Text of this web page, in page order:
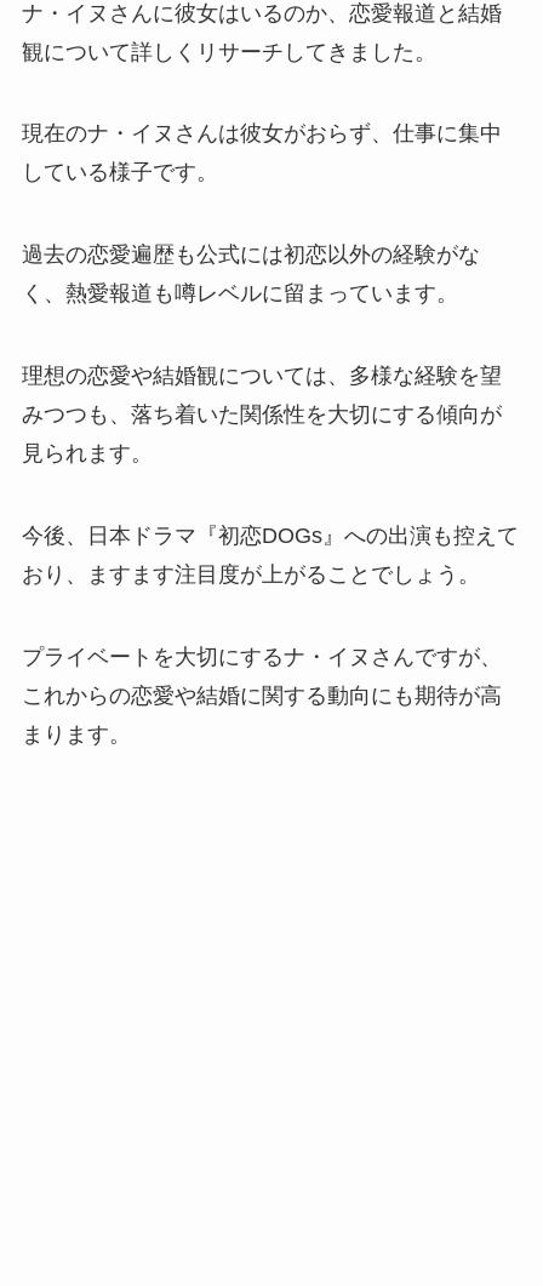
ナ・イヌさんに彼女はいるのか、恋愛報道と結婚
観について詳しくリサーチしてきました。
現在のナ・イヌさんは彼女がおらず、仕事に集中
している様子です。
過去の恋愛遍歴も公式には初恋以外の経験がな
く、熱愛報道も噂レベルに留まっています。
理想の恋愛や結婚観については、多様な経験を望
みつつも、落ち着いた関係性を大切にする傾向が
見られます。
今後、日本ドラマ『初恋DOGs』への出演も控えて
おり、ますます注目度が上がることでしょう。
プライベートを大切にするナ・イヌさんですが、
これからの恋愛や結婚に関する動向にも期待が高
まります。